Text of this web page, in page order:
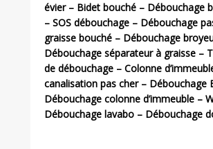
évier – Bidet bouché – Débouchage
– SOS débouchage – Débouchage
graisse bouché – Débouchage
Débouchage séparateur à graisse –
de débouchage – Colonne
canalisation pas cher – Débouchage
Débouchage colonne d’immeuble –
Débouchage lavabo – Débouchage